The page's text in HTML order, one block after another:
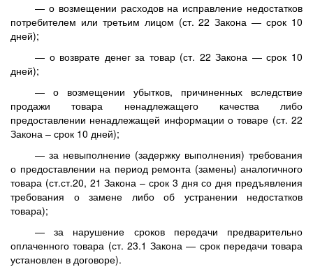
— о возмещении расходов на исправление недостатков
потребителем или третьим лицом (ст. 22 Закона — срок 10
дней);
— о возврате денег за товар (ст. 22 Закона — срок 10
дней);
— о возмещении убытков, причиненных вследствие
продажи товара ненадлежащего качества либо
предоставлении ненадлежащей информации о товаре (ст. 22
Закона – срок 10 дней);
— за невыполнение (задержку выполнения) требования
о предоставлении на период ремонта (замены) аналогичного
товара (ст.ст.20, 21 Закона – срок 3 дня со дня предъявления
требования о замене либо об устранении недостатков
товара);
— за нарушение сроков передачи предварительно
оплаченного товара (ст. 23.1 Закона — срок передачи товара
установлен в договоре).